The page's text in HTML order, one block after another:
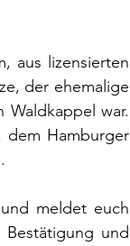
aus lizensierten
der ehemalige
Waldkappel war.
dem Hamburger
meldet euch
und